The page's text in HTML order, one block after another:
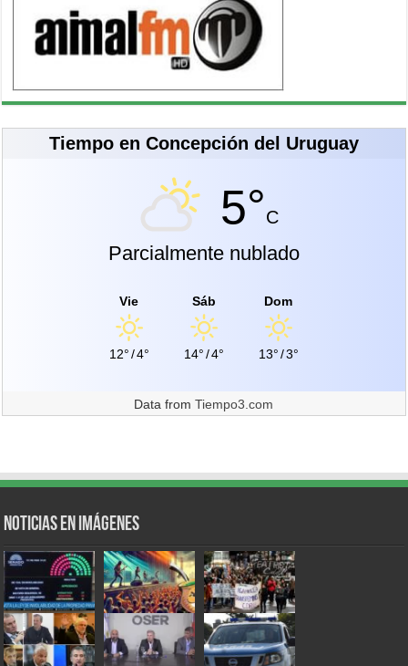
Tiempo en Concepción del Uruguay
5°C
Parcialmente nublado
Vie
12°/4°
Sáb
14°/4°
Dom
13°/3°
Data fromTiempo3.com
Noticias en Imágenes